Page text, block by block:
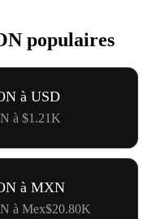
populaires
à USD
à $1.21K
à MXN
à Mex$20.80K